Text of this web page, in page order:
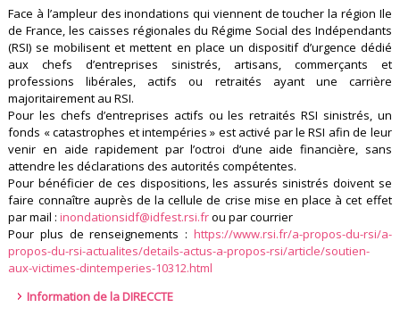
Face à l’ampleur des inondations qui viennent de toucher la région Ile
de France, les caisses régionales du Régime Social des Indépendants
(RSI) se mobilisent et mettent en place un dispositif d’urgence dédié
aux chefs d’entreprises sinistrés, artisans, commerçants et
professions libérales, actifs ou retraités ayant une carrière
majoritairement au RSI.
Pour les chefs d’entreprises actifs ou les retraités RSI sinistrés, un
fonds « catastrophes et intempéries » est activé par le RSI afin de leur
venir en aide rapidement par l’octroi d’une aide financière, sans
attendre les déclarations des autorités compétentes.
Pour bénéficier de ces dispositions, les assurés sinistrés doivent se
faire connaître auprès de la cellule de crise mise en place à cet effet
par mail :inondationsidf@idfest.rsi.frou par courrier
Pour plus de renseignements : https://www.rsi.fr/a-propos-du-rsi/a-
propos-du-rsi-actualites/details-actus-a-propos-rsi/article/soutien-
aux-victimes-dintemperies-10312.html
Information de la DIRECCTE